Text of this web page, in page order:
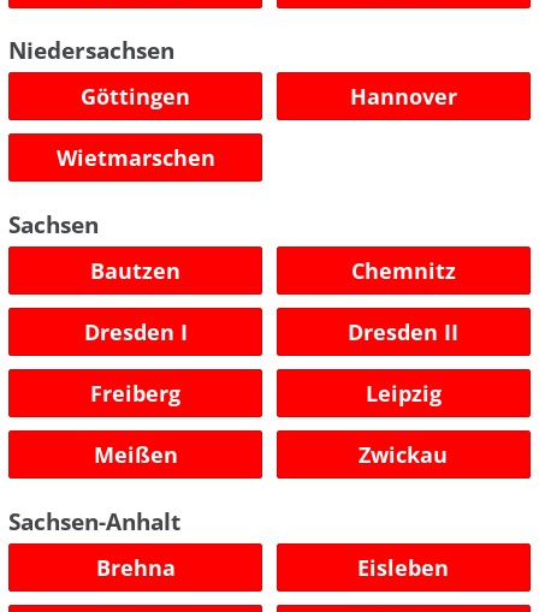
Niedersachsen
Göttingen Hannover
Wietmarschen
Sachsen
Bautzen Chemnitz
Dresden I Dresden II
Freiberg Leipzig
Meißen Zwickau
Sachsen-Anhalt
Brehna Eisleben